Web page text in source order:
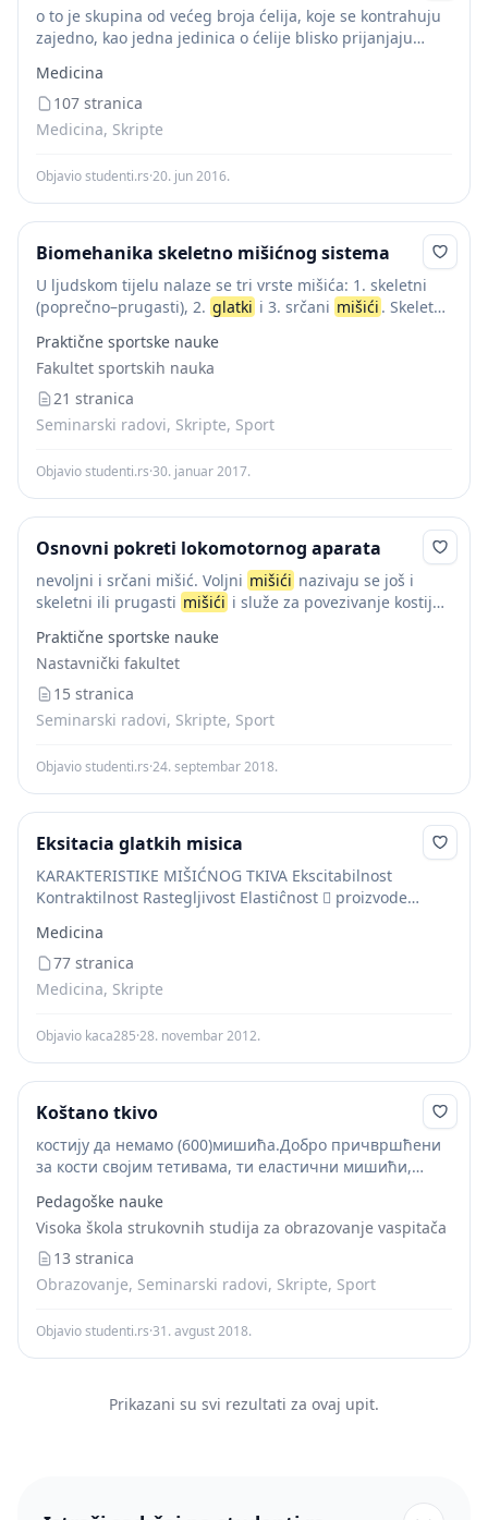
o to je skupina od većeg broja ćelija, koje se kontrahuju
zajedno, kao jedna jedinica o ćelije blisko prijanjaju
koje označavaju...
Medicina
107 stranica
Medicina, Skripte
Objavio studenti.rs·20. jun 2016.
Biomehanika skeletno mišićnog sistema
U ljudskom tijelu nalaze se tri vrste mišića: 1. skeletni
(poprečno–prugasti), 2. glatki i 3. srčani mišići . Skeletni
skelet. Glatki...
Praktične sportske nauke
Fakultet sportskih nauka
21 stranica
Seminarski radovi, Skripte, Sport
Objavio studenti.rs·30. januar 2017.
Osnovni pokreti lokomotornog aparata
nevoljni i srčani mišić. Voljni mišići nazivaju se još i
skeletni ili prugasti mišići i služe za povezivanje kostiju.
poznatiji su kao...
Praktične sportske nauke
Nastavnički fakultet
15 stranica
Seminarski radovi, Skripte, Sport
Objavio studenti.rs·24. septembar 2018.
Eksitacia glatkih misica
KARAKTERISTIKE MIŠIĆNOG TKIVA Ekscitabilnost
Kontraktilnost Rastegljivost Elastiĉnost  proizvode
ORGANIZACIJA SKELETNOG MIŠIĆA SKELETNI MIŠIĆ
VEZIVNO TKIVO KRVNI NERVI SUDOVI
Medicina
77 stranica
Medicina, Skripte
Objavio kaca285·28. novembar 2012.
Koštano tkivo
костију да немамо (600)мишића.Добро причвршћени
за кости својим тетивама, ти еластични мишићи,
ослобађају наше кости.Ето шта чине "пругасти"
мишићи који нам омогућавају да трчимо, скачемо,...
Pedagoške nauke
Visoka škola strukovnih studija za obrazovanje vaspitača
13 stranica
Obrazovanje, Seminarski radovi, Skripte, Sport
Objavio studenti.rs·31. avgust 2018.
Prikazani su svi rezultati za ovaj upit.